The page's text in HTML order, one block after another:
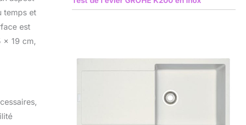
En
temps et
est
x 19 cm,